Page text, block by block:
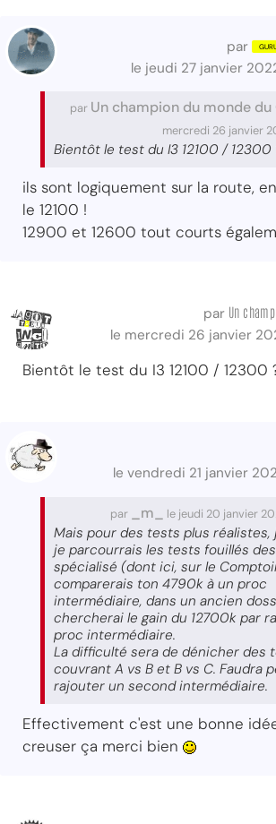
par
le jeudi 27 janvier
par Un champion du monde du
mercredi 26 janvier
Bientôt le test du I3 12100 / 12300
ils sont logiquement sur la route,
le 12100 !
12900 et 12600 tout courts
par Un
le mercredi 26 janvier
Bientôt le test du I3 12100 / 12300
le vendredi 21 janvier
par _m_ le jeudi 20 janvier
Mais pour des tests plus réalistes,
je parcourrais les tests fouillés
spécialisé (dont ici, sur le
comparerais ton 4790k à un proc
intermédiaire, dans un ancien
chercherai le gain du 12700k par
proc intermédiaire.
La difficulté sera de dénicher des
couvrant A vs B et B vs C. Faudra
rajouter un second intermédiaire.
Effectivement c'est une bonne
creuser ça merci bien